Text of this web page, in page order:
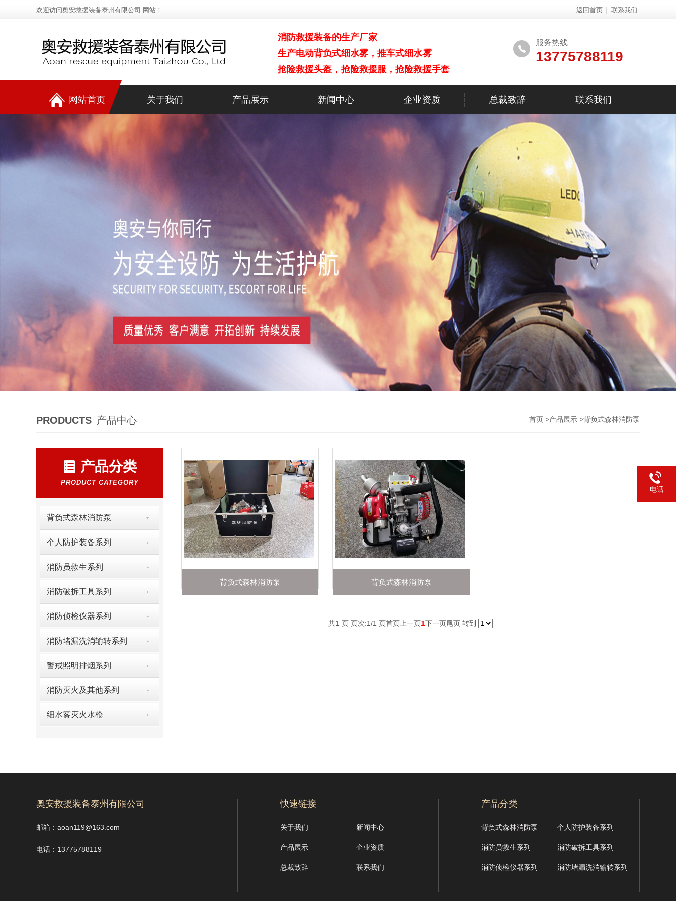
欢迎访问奥安救援装备泰州有限公司 网站！ 返回首页 联系我们
消防救援装备的生产厂家
生产电动背负式细水雾，推车式细水雾
抢险救援头盔，抢险救援服，抢险救援手套
服务热线
13775788119
网站首页 关于我们 产品展示 新闻中心 企业资质 总裁致辞 联系我们
PRODUCTS 产品中心 首页 >产品展示 >背负式森林消防泵
产品分类
PRODUCT CATEGORY
背负式森林消防泵
个人防护装备系列
消防员救生系列
消防破拆工具系列
消防侦检仪器系列
消防堵漏洗消输转系列
警戒照明排烟系列
消防灭火及其他系列
细水雾灭火水枪
背负式森林消防泵 背负式森林消防泵
共1 页 页次:1/1 页首页上一页1下一页尾页转到
奥安救援装备泰州有限公司
邮箱：aoan119@163.com
电话：13775788119
快速链接
关于我们 新闻中心
产品展示 企业资质
总裁致辞 联系我们
产品分类
背负式森林消防泵 个人防护装备系列
消防员救生系列 消防破拆工具系列
消防侦检仪器系列 消防堵漏洗消输转系列
电话